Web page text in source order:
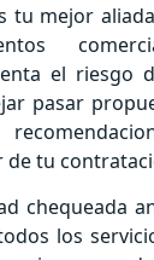
tu mejor
el riesgo
pasar
de tu
chequeada
los